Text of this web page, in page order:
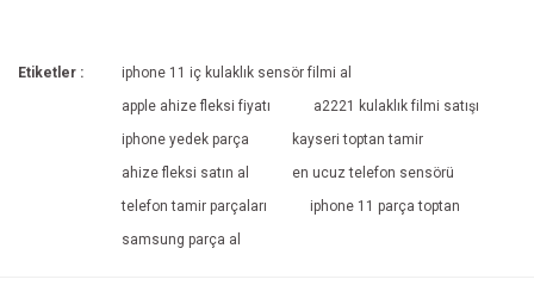
Etiketler :
iphone 11 iç kulaklık sensör filmi al
apple ahize fleksi fiyatı
a2221 kulaklık filmi satışı
iphone yedek parça
kayseri toptan tamir
ahize fleksi satın al
en ucuz telefon sensörü
telefon tamir parçaları
iphone 11 parça toptan
samsung parça al